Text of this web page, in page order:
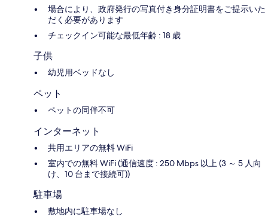
場合により、政府発行の写真付き身分証明書をご提示いた
だく必要があります
チェックイン可能な最低年齢 : 18 歳
子供
幼児用ベッドなし
ペット
ペットの同伴不可
インターネット
共用エリアの無料 WiFi
室内での無料 WiFi (通信速度 : 250 Mbps 以上 (3 ～ 5 人向
け、10 台まで接続可))
駐車場
敷地内に駐車場なし